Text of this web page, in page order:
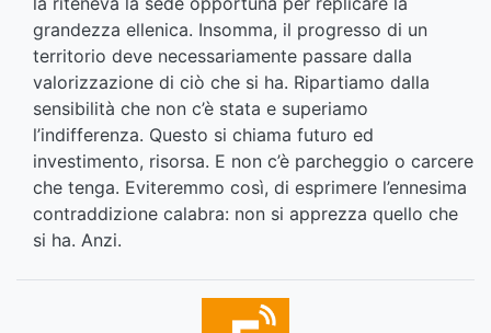
grandezza ellenica. Insomma, il progresso di un
territorio deve necessariamente passare dalla
valorizzazione di ciò che si ha. Ripartiamo dalla
sensibilità che non c’è stata e superiamo
l’indifferenza. Questo si chiama futuro ed
investimento, risorsa. E non c’è parcheggio o carcere
che tenga. Eviteremmo così, di esprimere l’ennesima
contraddizione calabra: non si apprezza quello che
si ha. Anzi.